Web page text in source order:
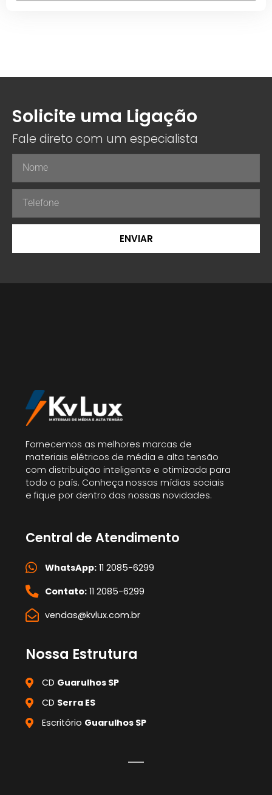
Solicite uma Ligação
Fale direto com um especialista
ENVIAR
Fornecemos as melhores marcas de
materiais elétricos de média e alta tensão
com distribuição inteligente e otimizada para
todo o país. Conheça nossas mídias sociais
e fique por dentro das nossas novidades.
Central de Atendimento
WhatsApp:11 2085-6299
Contato:11 2085-6299
vendas@kvlux.com.br
Nossa Estrutura
CD Guarulhos SP
CD Serra ES
Escritório Guarulhos SP